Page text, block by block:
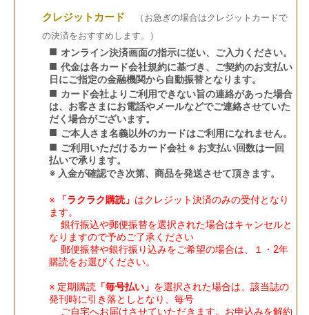
クレジットカード
（お急ぎの場合はクレジットカードで
の決済をおすすめします。）
■ オンライン決済画面の指示に従い、ご入力ください。
■ 代金は各カード会社規約に基づき、ご契約のお支払い
日にご指定の金融機関から自動振替となります。
■ カード会社よりご利用できない旨の連絡があった場合
は、お客さまにお電話やメールなどでご連絡させていた
だく場合がございます。
■ ご本人さま名義以外のカードはご利用になれません。
■ ご利用いただけるカード会社 ※ お支払い回数は一回
払いで承ります。
※ 入金が確認でき次第、商品を発送させて頂きます。
※ 「ラクラク購読」 はクレジット決済のみの受付となり
ます。
銀行振込や郵便振替を選択された場合はキャンセルと
なりますので予めご了承ください
郵便振替や銀行振り込みをご希望の場合は、１・2年
購読をお選びください。
※ 定期購読 「毎号払い」 を選択された場合は、該当誌の
発刊時に引き落としとなり、毎号
ご自宅へお届けさせていただきます。お申込みを解約